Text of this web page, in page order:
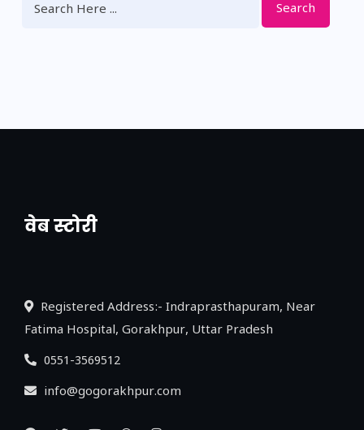
Search
वेब स्टोरी
नया एक्सप्रेसवे: पूर्वांचल का लक, डेवलपमेंट का
Registered Address:- Indraprasthapuram, Near
Fatima Hospital, Gorakhpur, Uttar Pradesh
0551-3569512
info@gogorakhpur.com